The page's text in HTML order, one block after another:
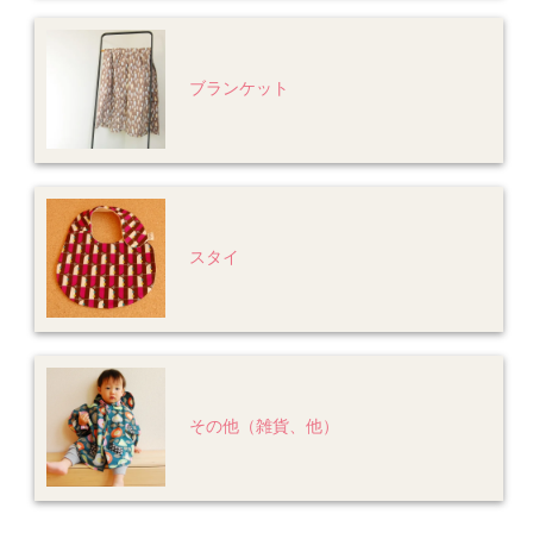
ブランケット
スタイ
その他（雑貨、他）